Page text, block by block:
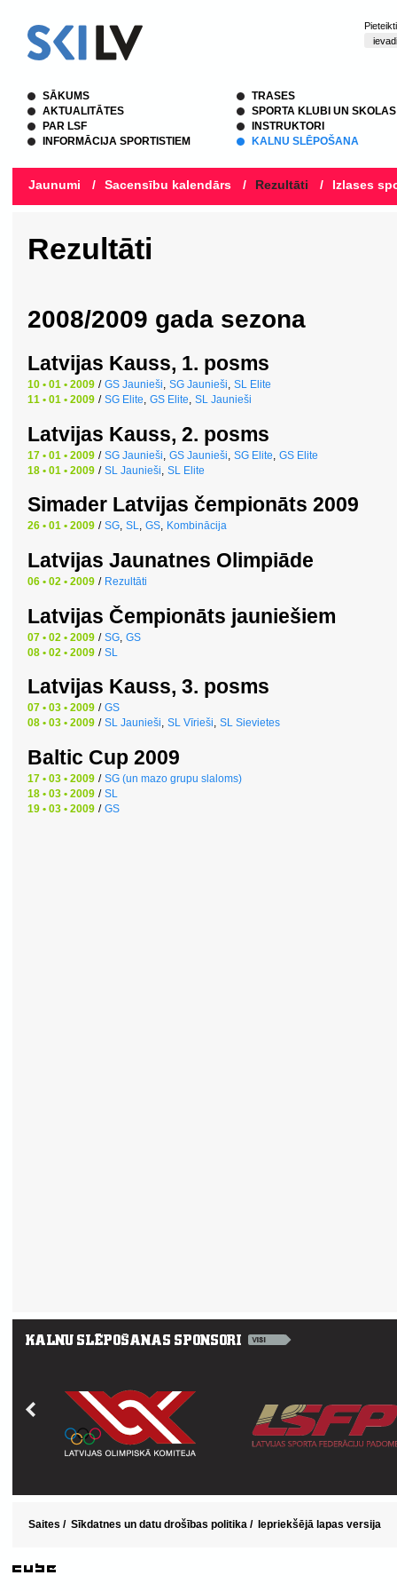
SĀKUMS
AKTUALITĀTES
PAR LSF
INFORMĀCIJA SPORTISTIEM
TRASES
SPORTA KLUBI UN SKOLAS
INSTRUKTORI
KALNU SLĒPOŠANA
Jaunumi / Sacensību kalendārs / Rezultāti / Izlases
Rezultāti
2008/2009 gada sezona
Latvijas Kauss, 1. posms
10 • 01 • 2009 / GS Jaunieši, SG Jaunieši, SL Elite
11 • 01 • 2009 / SG Elite, GS Elite, SL Jaunieši
Latvijas Kauss, 2. posms
17 • 01 • 2009 / SG Jaunieši GS Jaunieši SG Elite GS Elite
18 • 01 • 2009 / SL Jaunieši SL Elite
Simader Latvijas čempionāts 2009
26 • 01 • 2009 / SG, SL, GS, Kombinācija
Latvijas Jaunatnes Olimpiāde
06 • 02 • 2009 / Rezultāti
Latvijas Čempionāts jauniešiem
07 • 02 • 2009 / SG GS
08 • 02 • 2009 / SL
Latvijas Kauss, 3. posms
07 • 03 • 2009 / GS
08 • 03 • 2009 / SL Jaunieši, SL Vīrieši, SL Sievietes
Baltic Cup 2009
17 • 03 • 2009 / SG (un mazo grupu slaloms)
18 • 03 • 2009 / SL
19 • 03 • 2009 / GS
Saites / Sīkdatnes un datu drošības politika / Iepriekšējā lapas versija